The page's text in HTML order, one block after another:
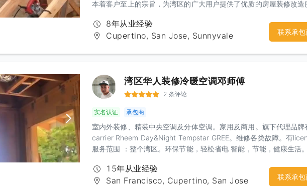
本着客户至上的宗旨，为湾区的广大用户提供了优质的房屋装修改造
8年从业经验
Cupertino, San Jose, Sunnyvale
联系承包
湾区华人装修冷暖空调邓师傅
2 条评论
实名认证 承包商
室内外装修、精装中央空调及分体空调。家用及商用。旗下代理品牌
carrier Rheem Day&Night Tempstar GREE。维修各类故障。有
服务范围 ：整个湾区。环保节能，轻松省电 智能，节能，健康生活。
15年从业经验
San Francisco, Cupertino, San Jose
联系承包